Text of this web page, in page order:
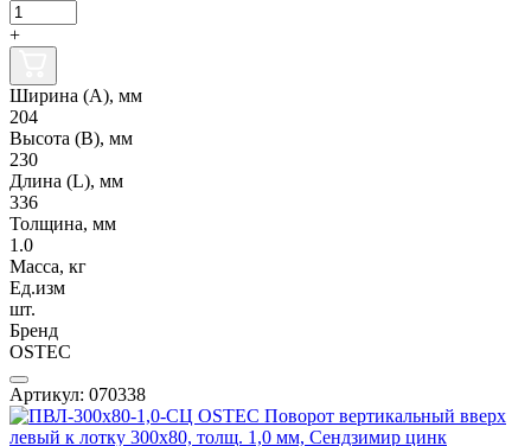
+
Ширина (А), мм
204
Высота (В), мм
230
Длина (L), мм
336
Толщина, мм
1.0
Масса, кг
Ед.изм
шт.
Бренд
OSTEC
Артикул: 070338